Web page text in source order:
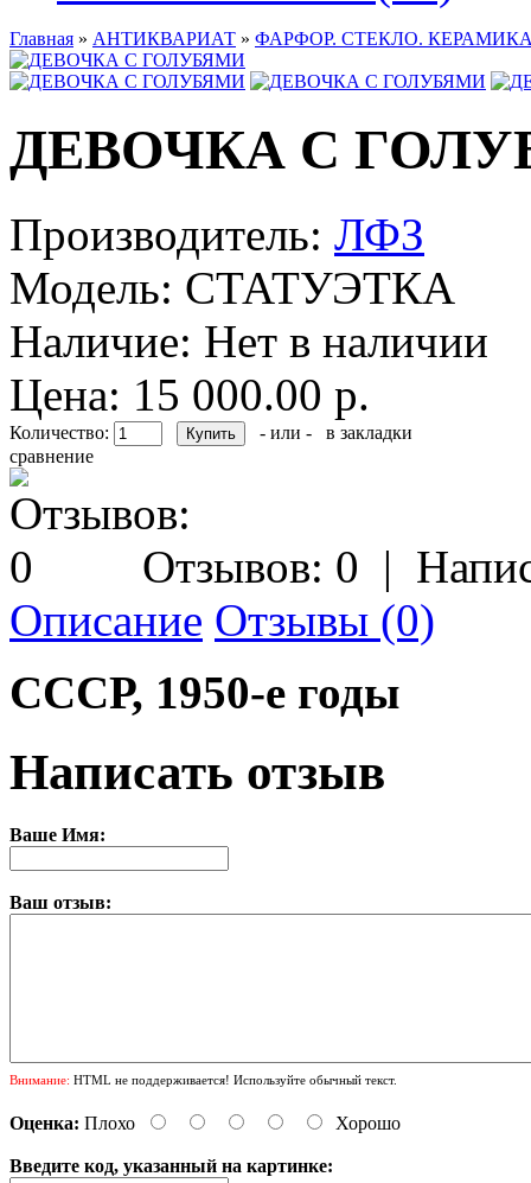
Главная » АНТИКВАРИАТ » ФАРФОР. СТЕКЛО.
ДЕВОЧКА С
Производитель: ЛФЗ
Модель: СТАТУЭТКА
Наличие: Нет в наличии
Цена: 15 000.00 р.
Количество: - или -
в закладки
сравнение
Отзывов: 0 |
Описание Отзывы (0)
СССР, 1950-е годы
Написать отзыв
Ваше Имя:
Ваш отзыв:
Внимание: HTML не поддерживается! Используйте обычный текст.
Оценка: Плохо Хорошо
Введите код, указанный на картинке: